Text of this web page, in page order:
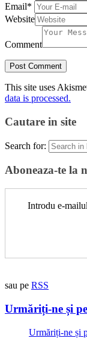
Email*
Website
Comment
This site uses
data is processed.
Cautare in site
Search for:
Aboneaza-te la
Introdu e-
sau pe RSS
Urmăriți-ne și
Urmăriți-ne și